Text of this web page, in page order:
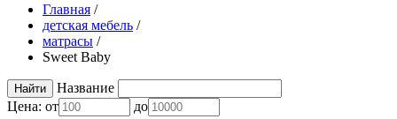
Главная /
детская мебель /
матрасы /
Sweet Baby
Название
Цена: от до